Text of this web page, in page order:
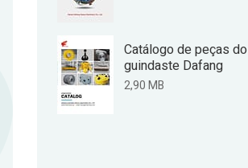
Catálogo de peças do
guindaste Dafang
2,90 MB